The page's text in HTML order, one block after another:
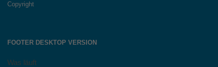
Copyright
FOOTER DESKTOP VERSION
Was läuft